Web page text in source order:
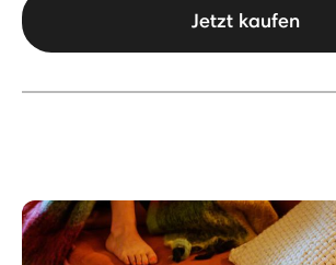
Jetzt kaufen